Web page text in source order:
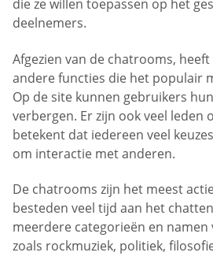
die ze willen toepassen op het
deelnemers.
Afgezien van de chatrooms,
andere functies die het populair
Op de site kunnen gebruikers
verbergen. Er zijn ook veel leden
betekent dat iedereen veel
om interactie met anderen.
De chatrooms zijn het meest
besteden veel tijd aan het
meerdere categorieën en namen
zoals rockmuziek, politiek,